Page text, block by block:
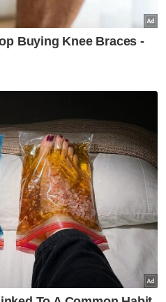
sama, atas dakwaan
fizikal terhadap
wanita itu, yang
kejadian), tujuan